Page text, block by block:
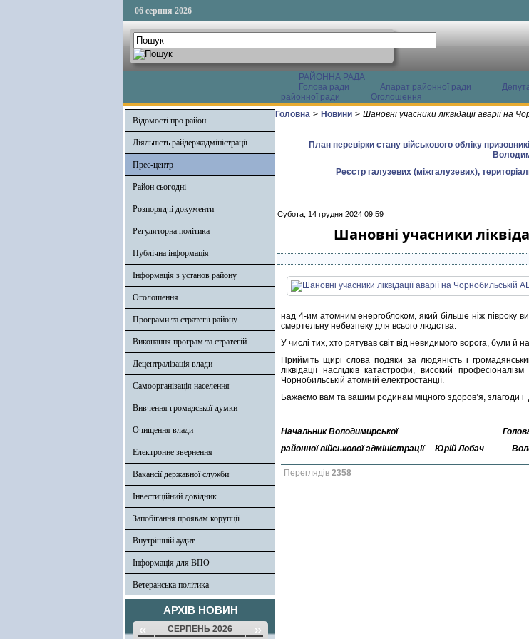
06 серпня 2026
РАЙОННА РАДА
Голова ради
Апарат районної ради
районної ради
Оголошення
Відомості про район
Діяльність райдержадміністрації
Прес-центр
Район сьогодні
Розпорядчі документи
Регуляторна політика
Публічна інформація
Інформація з установ району
Оголошення
Програми та стратегії району
Виконання програм та стратегій
Децентралізація влади
Самоорганізація населення
Вивчення громадської думки
Очищення влади
Електронне звернення
Вакансії державної служби
Інвестиційний довідник
Запобігання проявам корупції
Внутрішній аудит
Інформація для ВПО
Ветеранська політика
АРХІВ НОВИН
« СЕРПЕНЬ 2026 »
Головна > Новини > Шановні учасники ліквідації аварії на
План перевірки стану військового обліку
Реєстр галузевих (міжгалузевих),
Субота, 14 грудня 2024 09:59
Шановні учасники
над 4-им атомним енергоблоком, який більше ніж півроку
смертельну небезпеку для всього людства.
У числі тих, хто рятував світ від невидимого ворога, були й
Прийміть щирі слова подяки за людяність і
ліквідації наслідків катастрофи, високий
Чорнобильській атомній електростанції.
Бажаємо вам та вашим родинам міцного здоров’я, злагоди і
Начальник Володимирської
районної військової адміністрації
Юрій Лобач
Переглядів 2358